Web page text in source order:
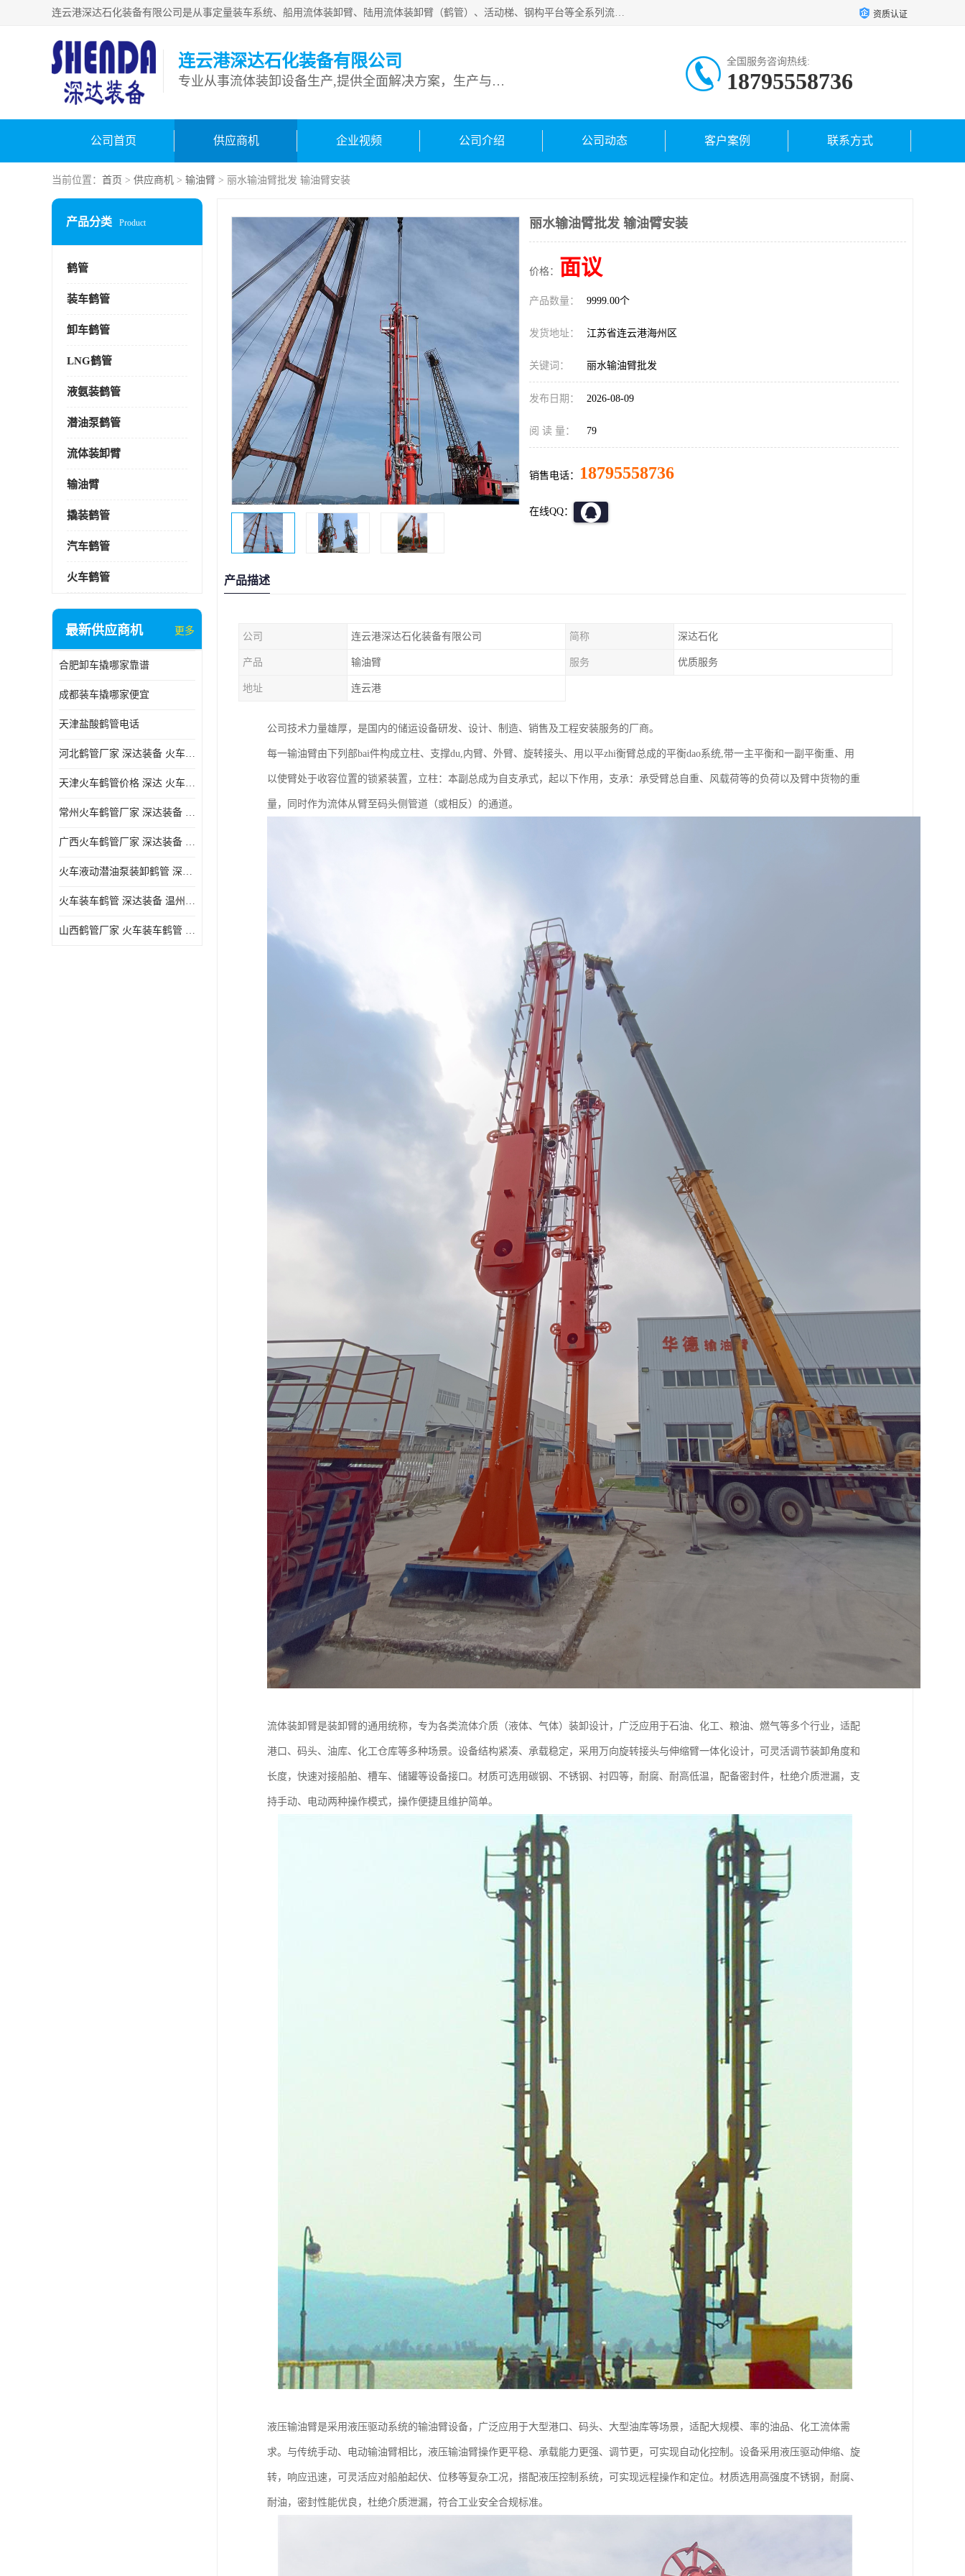
连云港深达石化装备有限公司是从事定量装车系统、船用流体装卸臂、陆用流体装卸臂（鹤管）、活动梯、钢构平台等全系列流体装卸设备的设计、制造、销售以及服务的专业供应商。公司始终以客户为中心，密切跟踪国内外油气储运及装卸设备先进技术的发展，以先进的技术、优质的产品、一流的服务，满足客户需求。 资质认证
连云港深达石化装备有限公司
专业从事流体装卸设备生产,提供全面解决方案，生产与定制服务
全国服务咨询热线:
18795558736
公司首页 供应商机 企业视频 公司介绍 公司动态 客户案例 联系方式
当前位置： 首页 > 供应商机 > 输油臂 > 丽水输油臂批发 输油臂安装
产品分类 Product
鹤管
装车鹤管
卸车鹤管
LNG鹤管
液氨装鹤管
潜油泵鹤管
流体装卸臂
输油臂
撬装鹤管
汽车鹤管
火车鹤管
最新供应商机 更多
合肥卸车撬哪家靠谱
成都装车撬哪家便宜
天津盐酸鹤管电话
河北鹤管厂家 深达装备 火车液动潜油泵装卸鹤管
天津火车鹤管价格 深达 火车鹤管系列
常州火车鹤管厂家 深达装备 火车鹤管系列
广西火车鹤管厂家 深达装备 火车鹤管系列
火车液动潜油泵装卸鹤管 深达装备 安徽火车鹤管厂家
火车装车鹤管 深达装备 温州鹤管价格
山西鹤管厂家 火车装车鹤管 深达
丽水输油臂批发 输油臂安装
价格： 面议
产品数量： 9999.00个
发货地址： 江苏省连云港海州区
关键词： 丽水输油臂批发
发布日期： 2026-08-09
阅 读 量： 79
销售电话： 18795558736
在线QQ：
产品描述
公司 连云港深达石化装备有限公司 简称 深达石化
产品 输油臂 服务 优质服务
地址 连云港
公司技术力量雄厚，是国内的储运设备研发、设计、制造、销售及工程安装服务的厂商。
每一输油臂由下列部bai件构成立柱、支撑du,内臂、外臂、旋转接头、用以平zhi衡臂总成的平衡dao系统,带一主平衡和一副平衡重、用
以使臂处于收容位置的锁紧装置，立柱：本副总成为自支承式，起以下作用，支承：承受臂总自重、风载荷等的负荷以及臂中货物的重
量，同时作为流体从臂至码头侧管道（或相反）的通道。
流体装卸臂是装卸臂的通用统称，专为各类流体介质（液体、气体）装卸设计，广泛应用于石油、化工、粮油、燃气等多个行业，适配
港口、码头、油库、化工仓库等多种场景。设备结构紧凑、承载稳定，采用万向旋转接头与伸缩臂一体化设计，可灵活调节装卸角度和
长度，快速对接船舶、槽车、储罐等设备接口。材质可选用碳钢、不锈钢、衬四等，耐腐、耐高低温，配备密封件，杜绝介质泄漏，支
持手动、电动两种操作模式，操作便捷且维护简单。
液压输油臂是采用液压驱动系统的输油臂设备，广泛应用于大型港口、码头、大型油库等场景，适配大规模、率的油品、化工流体需
求。与传统手动、电动输油臂相比，液压输油臂操作更平稳、承载能力更强、调节更，可实现自动化控制。设备采用液压驱动伸缩、旋
转，响应迅速，可灵活应对船舶起伏、位移等复杂工况，搭配液压控制系统，可实现远程操作和定位。材质选用高强度不锈钢，耐腐、
耐油，密封性能优良，杜绝介质泄漏，符合工业安全合规标准。